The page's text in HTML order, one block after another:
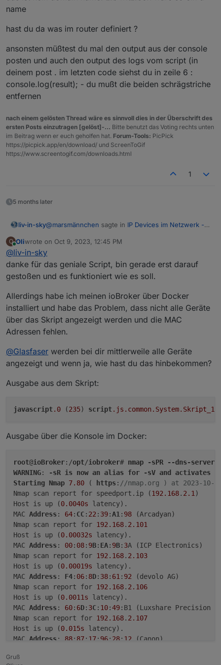
name
hast du da was im router definiert ?
ansonsten müßtest du mal den output aus der console
posten und auch den output des logs vom script (in
deinem post . im letzten code siehst du in zeile 6 :
console.log(result); - du mußt die beiden schrägstriche
entfernen
nach einem gelösten Thread wäre es sinnvoll dies in der Überschrift des
ersten Posts einzutragen [gelöst]-... Bitte benutzt das Voting rechts unten
im Beitrag wenn er euch geholfen hat. Forum-Tools: PicPick
https://picpick.app/en/download/ und ScreenToGif
https://www.screentogif.com/downloads.html
1
5 months later
liv-in-sky@marsmännchen sagte in IP Devices im Netzwerk -
liegt evtl daran (bin mir aber nichtt sicher):
das ist kein domain name: z.b fritz.box wäre so ein d-
name
hast du da was im router definiert ?
ansonsten müßtest du mal den output aus der
console posten und auch den output des logs vom
script (in deinem post . im letzten code siehst du in
zeile 6 : console.log(result); - du mußt die beiden
schrägstriche entfernen
O
Online
Oliwrote on Oct 9, 2023, 12:45 PM
last edited by
@liv-in-sky
danke für das geniale Script, bin gerade erst darauf
gestoßen und es funktioniert wie es soll.
Allerdings habe ich meinen ioBroker über Docker
installiert und habe das Problem, dass nicht alle Geräte
über das Skript angezeigt werden und die MAC
Adressen fehlen.
@Glasfaser werden bei dir mittlerweile alle Geräte
angezeigt und wenn ja, wie hast du das hinbekommen?
Ausgabe aus dem Skript:
javascript.0 (235) script.js .common .System.Skript_1
Ausgabe über die Konsole im Docker:
root@ioBroker:/opt/iobroker# nmap -sPR
--dns-servers
WARNING: -sR is now an alias for -sV and activates
Starting Nmap 7.80 ( https : //nmap.org ) at 2023-10-
Nmap scan report for speedport.ip (192.168. 2.1 )
Host is up (0.0040s latency).
MAC Address : 64: CC: 22 : 39:A1 : 98 (Arcadyan)
Nmap scan report for 192.168. 2.101
Host is up (0.00032s latency).
MAC Address : 00: 08: 9B: EA: 9B: 3A (ICP Electronics)
Nmap scan report for 192.168. 2.103
Host is up (0.00019s latency).
MAC Address : F4: 06: 8D: 38: 61 : 92 (devolo AG)
Nmap scan report for 192.168. 2.106
Host is up (0.0011s latency).
MAC Address : 60: 6D: 3C: 10:49:B1 (Luxshare Precision
Nmap scan report for 192.168. 2.107
Host is up (0.015s latency).
MAC Address : 88: 87: 17: 96: 28: 12 (Canon)
Host is up (
Gruß